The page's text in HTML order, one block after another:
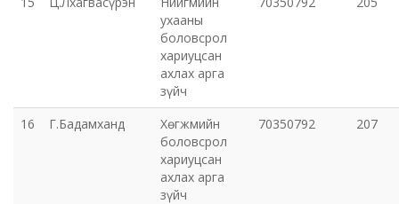
ухааны
боловсрол
хариуцсан
ахлах арга
зүйч
16 Г.Бадамханд
Хөгжмийн
боловсрол
хариуцсан
ахлах арга
зүйч
70350792 207